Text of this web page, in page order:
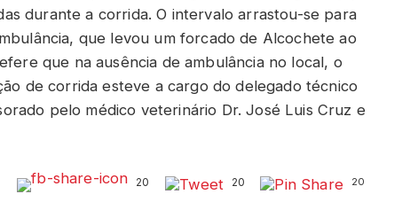
durante a corrida. O intervalo arrastou-se para
que levou um forcado de Alcochete ao
que na ausência de ambulância no local, o
de corrida esteve a cargo do delegado técnico
pelo médico veterinário Dr. José Luis Cruz e
20 20 20